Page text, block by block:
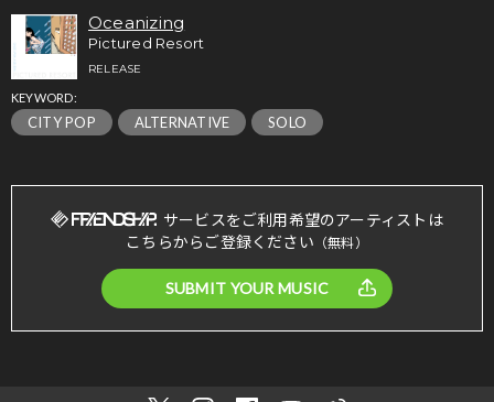
Oceanizing
Pictured Resort
RELEASE
KEYWORD:
CITY POP ALTERNATIVE SOLO
サービスをご利用希望のアーティストは
こちらからご登録ください （無料）
SUBMIT YOUR MUSIC